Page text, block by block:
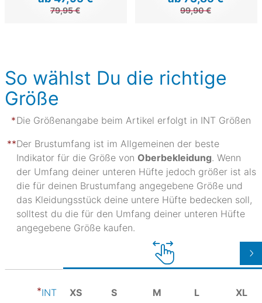
79,95 € 99,90 €
So wählst Du die richtige
Größe
Die Größenangabe beim Artikel erfolgt in INT Größen
Der Brustumfang ist im Allgemeinen der beste
Indikator für die Größe von Oberbekleidung. Wenn
der Umfang deiner unteren Hüfte jedoch größer ist als
die für deinen Brustumfang angegebene Größe und
das Kleidungsstück deine untere Hüfte bedecken soll,
solltest du die für den Umfang deiner unteren Hüfte
angegebene Größe kaufen.
INT XS S M L XL